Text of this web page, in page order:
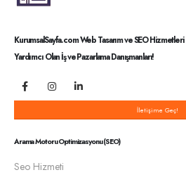
KurumsalSayfa.com Web Tasarım ve SEO
Yardımcı Olan İş ve Pazarlama Danışmanları!
İletişime Geç!
Arama Motoru Optimizasyonu (SEO)
Seo Hizmeti